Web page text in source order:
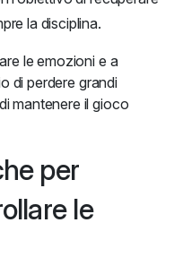
la disciplina.
le emozioni e a
di perdere grandi
mantenere il gioco
per
le